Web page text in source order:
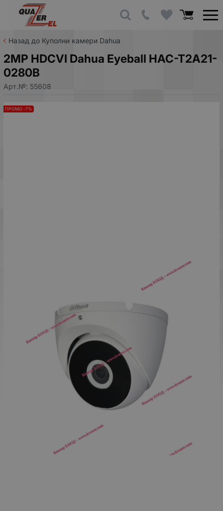
Назад до Куполни камери Dahua
2MP HDCVI Dahua Eyeball HAC-T2A21-
0280B
Арт.№: 55608
ПРОМО -7%